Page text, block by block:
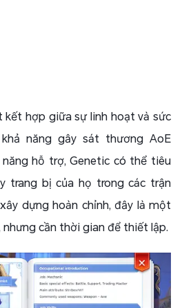
kết hợp giữa sự linh hoạt và sức
năng gây sát thương AoE
hỗ trợ, Genetic có thể tiêu
trang bị của họ trong các trận
dựng hoàn chỉnh, đây là một
cần thời gian để thiết lập.